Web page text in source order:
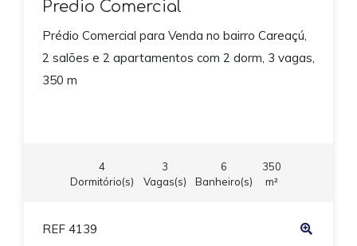
Predio Comercial
Prédio Comercial para Venda no bairro Careaçú,
2 salões e 2 apartamentos com 2 dorm, 3 vagas,
350 m
4
Dormitório(s)
3
Vagas(s)
6
Banheiro(s)
350
m²
REF 4139